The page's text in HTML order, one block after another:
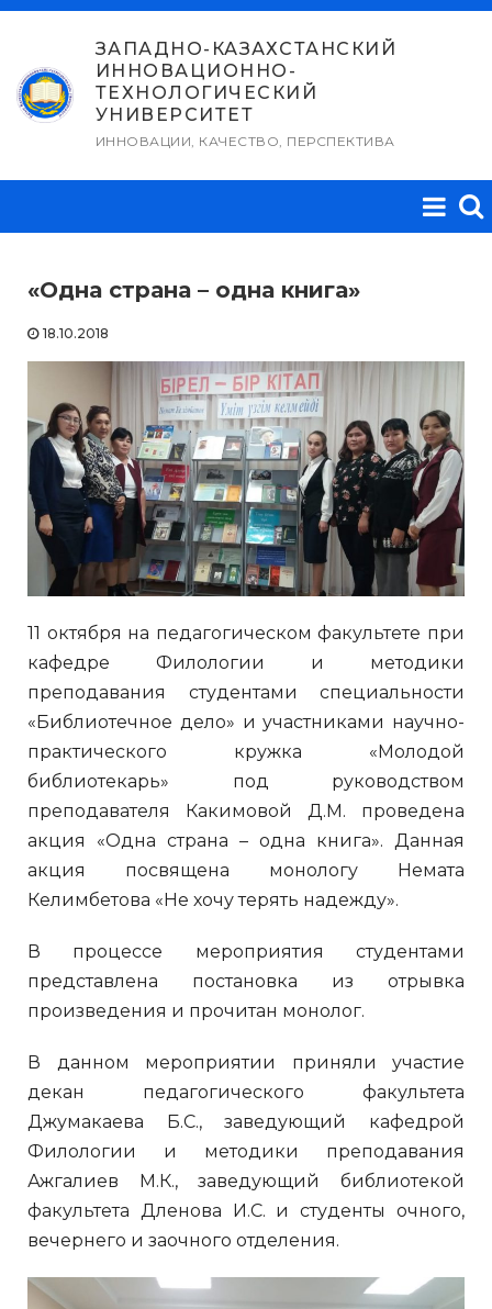
Перейти
содержимому
ЗАПАДНО-КАЗАХСТАНСКИЙ
ИННОВАЦИОННО-
ТЕХНОЛОГИЧЕСКИЙ
УНИВЕРСИТЕТ
ИННОВАЦИИ, КАЧЕСТВО, ПЕРСПЕКТИВА
«Одна страна – одна книга»
18.10.2018
11 октября на педагогическом факультете при
кафедре Филологии и методики
преподавания студентами специальности
«Библиотечное дело» и участниками научно-
практического кружка «Молодой
библиотекарь» под руководством
преподавателя Какимовой Д.М. проведена
акция «Одна страна – одна книга». Данная
акция посвящена монологу Немата
Келимбетова «Не хочу терять надежду».
В процессе мероприятия студентами
представлена постановка из отрывка
произведения и прочитан монолог.
В данном мероприятии приняли участие
декан педагогического факультета
Джумакаева Б.С., заведующий кафедрой
Филологии и методики преподавания
Ажгалиев М.К., заведующий библиотекой
факультета Дленова И.С. и студенты очного,
вечернего и заочного отделения.